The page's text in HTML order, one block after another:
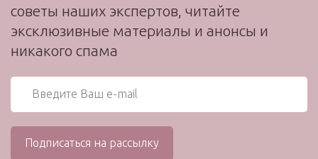
советы наших экспертов, читайте
эксклюзивные материалы и анонсы и
никакого спама